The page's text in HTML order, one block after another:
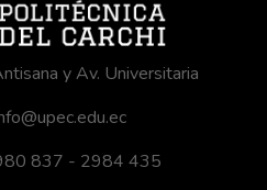
y Av. Universitaria
837 - 2984 435